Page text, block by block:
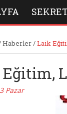
Haberler/Laik
Pazar